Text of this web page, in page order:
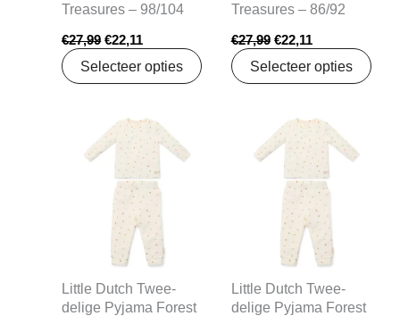
Treasures – 98/104
€27,99 €22,11
Selecteer opties
Treasures – 86/92
€27,99 €22,11
Selecteer opties
Little Dutch Twee-
delige Pyjama Forest
Oorspronkelijke
prijs
was:
€27,99.
Huidige
prijs
is:
€22,11.
Little Dutch Twee-
delige Pyjama Forest
Oorspronkelijke
prijs
was:
€27,99.
Huidige
prijs
is:
€22,11.